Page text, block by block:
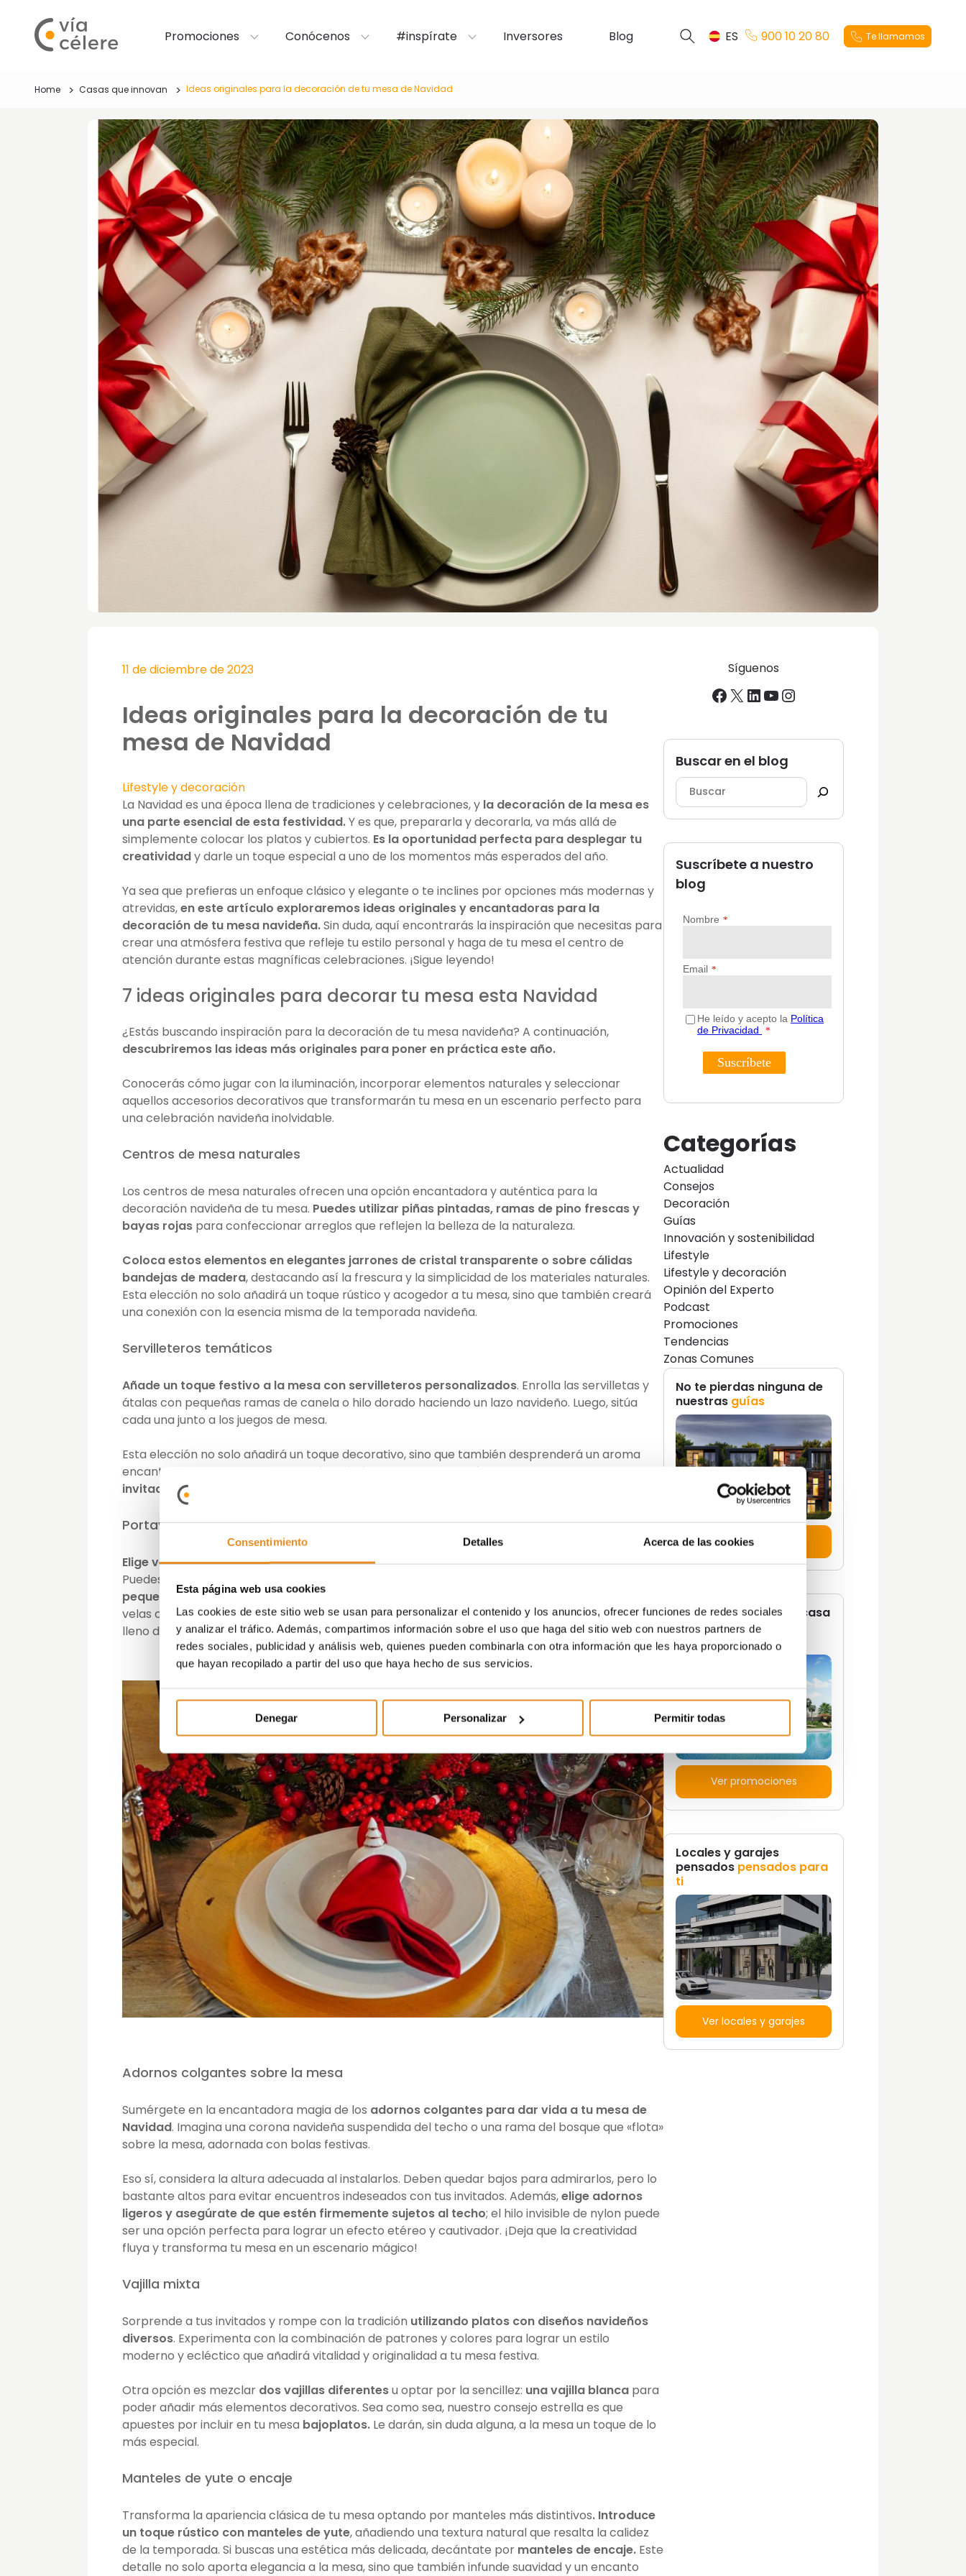
Consentimiento Detalles Acerca de las cookies
Esta página web usa cookies
Las cookies de este sitio web se usan para personalizar el contenido y los anuncios, ofrecer funciones de redes sociales
y analizar el tráfico. Además, compartimos información sobre el uso que haga del sitio web con nuestros partners de
redes sociales, publicidad y análisis web, quienes pueden combinarla con otra información que les haya proporcionado o
que hayan recopilado a partir del uso que haya hecho de sus servicios.
Denegar Personalizar Permitir todas
Promociones Conócenos #inspírate Inversores Blog ES 900 10 20 80 Te llamamos
Home Casas que innovan Ideas originales para la decoración de tu mesa de Navidad
11 de diciembre de 2023
Ideas originales para la decoración de tu
mesa de Navidad
Lifestyle y decoración
La Navidad es una época llena de tradiciones y celebraciones, y la decoración de la mesa es
una parte esencial de esta festividad.Y es que, prepararla y decorarla, va más allá de
simplemente colocar los platos y cubiertos. Es la oportunidad perfecta para desplegar tu
creatividady darle un toque especial a uno de los momentos más esperados del año.
Ya sea que prefieras un enfoque clásico y elegante o te inclines por opciones más modernas y
atrevidas,en este artículo exploraremos ideas originales y encantadoras para la
decoración de tu mesa navideña.Sin duda, aquí encontrarás la inspiración que necesitas para
crear una atmósfera festiva que refleje tu estilo personal y haga de tu mesa el centro de
atención durante estas magníficas celebraciones. ¡Sigue leyendo!
7 ideas originales para decorar tu mesa esta Navidad
¿Estás buscando inspiración para la decoración de tu mesa navideña? A continuación,
descubriremos las ideas más originales para poner en práctica este año.
Conocerás cómo jugar con la iluminación, incorporar elementos naturales y seleccionar
aquellos accesorios decorativos que transformarán tu mesa en un escenario perfecto para
una celebración navideña inolvidable.
Centros de mesa naturales
Los centros de mesa naturales ofrecen una opción encantadora y auténtica para la
decoración navideña de tu mesa. Puedes utilizar piñas pintadas, ramas de pino frescas y
bayas rojas para confeccionar arreglos que reflejen la belleza de la naturaleza.
Coloca estos elementos en elegantes jarrones de cristal transparente o sobre cálidas
bandejas de madera, destacando así la frescura y la simplicidad de los materiales naturales.
Esta elección no solo añadirá un toque rústico y acogedor a tu mesa, sino que también creará
una conexión con la esencia misma de la temporada navideña.
Servilleteros temáticos
Añade un toque festivo a la mesa con servilleteros personalizados. Enrolla las servilletas y
átalas con pequeñas ramas de canela o hilo dorado haciendo un lazo navideño. Luego, sitúa
cada una junto a los juegos de mesa.
Esta elección no solo añadirá un toque decorativo, sino que también desprenderá un aroma
encantador. Para darle un toque aún más único,
coloca una etiqueta con el nombre del
invitado en el lazo
Portavelas festivos
Elige velas en tonos clásicos como rojo, verde o doradopara crear un ambiente festivo.
Puedes optar por
pequeñas linternas decorativaspara lograr una iluminación cálida. Y es que, la luz suave de las
velas contribuirá a crear una atmósfera acogedora, transformando la mesa en un espacio
lleno de calidez y encanto en la que todos tus familiares querrán disfrutar.
Adornos colgantes sobre la mesa
Sumérgete en la encantadora magia de los adornos colgantes para dar vida a tu mesa de
Navidad. Imagina una corona navideña suspendida del techo o una rama del bosque que «flota»
sobre la mesa, adornada con bolas festivas.
Eso sí, considera la altura adecuada al instalarlos. Deben quedar bajos para admirarlos, pero lo
bastante altos para evitar encuentros indeseados con tus invitados. Además,elige adornos
ligeros y asegúrate de que estén firmemente sujetos al techo; el hilo invisible de nylon puede
ser una opción perfecta para lograr un efecto etéreo y cautivador. ¡Deja que la creatividad
fluya y transforma tu mesa en un escenario mágico!
Vajilla mixta
Sorprende a tus invitados y rompe con la tradición utilizando platos con diseños navideños
diversos. Experimenta con la combinación de patrones y colores para lograr un estilo
moderno y ecléctico que añadirá vitalidad y originalidad a tu mesa festiva.
Otra opción es mezclar dos vajillas diferentesu optar por la sencillez: una vajilla blanca para
poder añadir más elementos decorativos. Sea como sea, nuestro consejo estrella es que
apuestes por incluir en tu mesa bajoplatos. Le darán, sin duda alguna, a la mesa un toque de lo
más especial.
Manteles de yute o encaje
Transforma la apariencia clásica de tu mesa optando por manteles más distintivos. Introduce
un toque rústico con manteles de yute, añadiendo una textura natural que resalta la calidez
de la temporada. Si buscas una estética más delicada, decántate por manteles de encaje. Este
detalle no solo aporta elegancia a la mesa, sino que también infunde suavidad y un encanto
Síguenos
Facebook
X LinkedIn
YouTube
Instagram
Buscar en el blog
Suscríbete a nuestro
blog
Categorías
Actualidad
Consejos
Decoración
Guías
Innovación y sostenibilidad
Lifestyle
Lifestyle y decoración
Opinión del Experto
Podcast
Promociones
Tendencias
Zonas Comunes
No te pierdas ninguna de
nuestras guías
Descúbrelas aquí
¿Quieres vivir en una casa
con un estilo de vida
propio?
Ver promociones
Locales y garajes
pensados pensados para
ti
Ver locales y garajes